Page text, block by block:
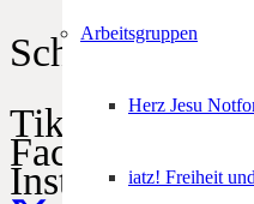
Arbeitsgruppen
Herz Jesu
iatz! Freiheit
Schützen im
TikTok
Facebook
Instagram